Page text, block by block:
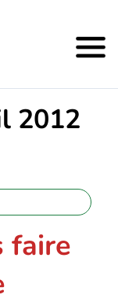
2012
faire